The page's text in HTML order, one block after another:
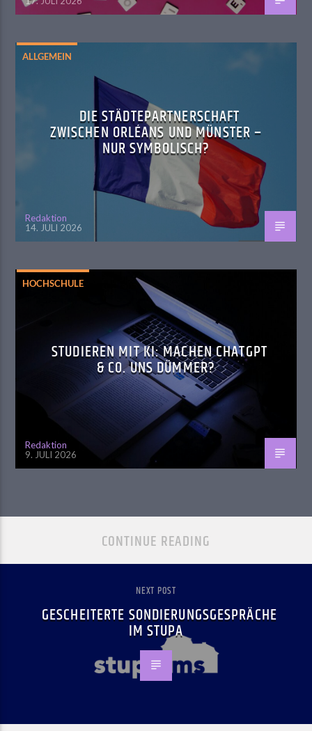
ALLGEMEIN
DIE STÄDTEPARTNERSCHAFT
ZWISCHEN ORLÉANS UND MÜNSTER –
NUR SYMBOLISCH?
Redaktion
14. JULI 2026
HOCHSCHULE
STUDIEREN MIT KI: MACHEN CHATGPT
& CO. UNS DÜMMER?
Redaktion
9. JULI 2026
CONTINUE READING
NEXT POST
GESCHEITERTE SONDIERUNGSGESPRÄCHE
IM STUPA